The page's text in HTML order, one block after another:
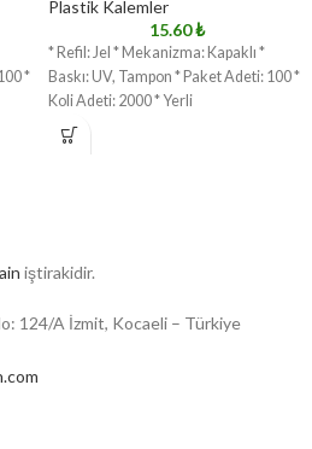
*
Plastik Kalemler
15.60₺
* Refil: Jel * Mekanizma: Kapaklı *
Baskı: UV, Tampon * Paket Adeti: 100 *
Koli Adeti: 2000 * Yerli
iştirakidir.
124/A İzmit, Kocaeli – Türkiye